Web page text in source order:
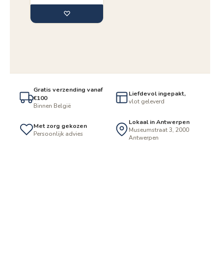
♡
Gratis verzending vanaf
€100
Binnen België
Liefdevol ingepakt,
vlot geleverd
Met zorg gekozen
Persoonlijk advies
Lokaal in Antwerpen
Museumstraat 3, 2000
Antwerpen